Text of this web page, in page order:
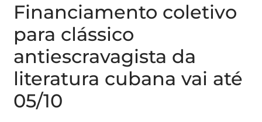
Financiamento coletivo
para clássico
antiescravagista da
literatura cubana vai até
05/10